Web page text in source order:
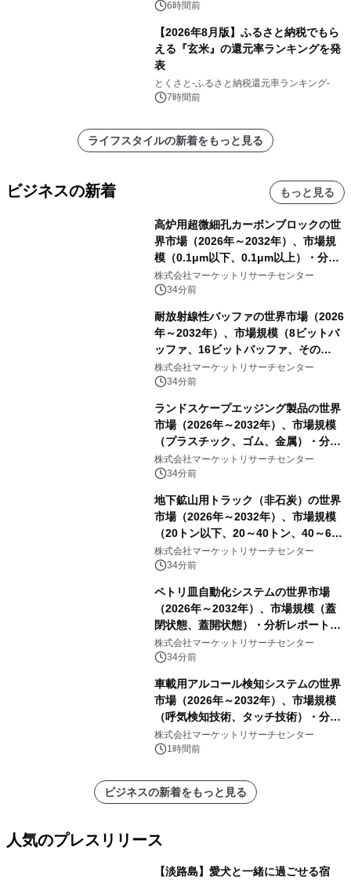
6時間前
【2026年8月版】ふるさと納税でもら
える『玄米』の還元率ランキングを発
表
とくさと-ふるさと納税還元率ランキング-
7時間前
ライフスタイルの新着をもっと見る
ビジネスの新着 もっと見る
高炉用超微細孔カーボンブロックの世
界市場（2026年～2032年）、市場規
模（0.1μm以下、0.1μm以上）・分析
レポートを発表
株式会社マーケットリサーチセンター
34分前
耐放射線性バッファの世界市場（2026
年～2032年）、市場規模（8ビットバ
ッファ、16ビットバッファ、その
他）・分析レポートを発表
株式会社マーケットリサーチセンター
34分前
ランドスケープエッジング製品の世界
市場（2026年～2032年）、市場規模
（プラスチック、ゴム、金属）・分析
レポートを発表
株式会社マーケットリサーチセンター
34分前
地下鉱山用トラック（非石炭）の世界
市場（2026年～2032年）、市場規模
（20トン以下、20～40トン、40～60
トン、60トン超）・分析レポートを発
表
株式会社マーケットリサーチセンター
34分前
ペトリ皿自動化システムの世界市場
（2026年～2032年）、市場規模（蓋
閉状態、蓋開状態）・分析レポートを
発表
株式会社マーケットリサーチセンター
34分前
車載用アルコール検知システムの世界
市場（2026年～2032年）、市場規模
（呼気検知技術、タッチ技術）・分析
レポートを発表
株式会社マーケットリサーチセンター
1時間前
ビジネスの新着をもっと見る
人気のプレスリリース
【淡路島】愛犬と一緒に過ごせる宿